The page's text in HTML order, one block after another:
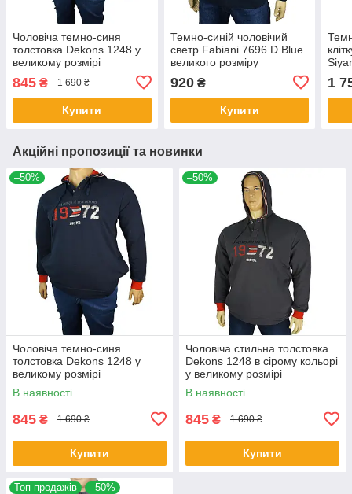
Чоловіча темно-синя
толстовка Dekons 1248 у
великому розмірі
845 ₴ 1 690 ₴
Купити
Темно-синій чоловічий
светр Fabiani 7696 D.Blue
великого розміру
920₴
Купити
1
Акційні пропозиції та новинки
–50%
Чоловіча темно-синя
толстовка Dekons 1248 у
великому розмірі
В наявності
845 ₴ 1 690 ₴
Купити
–50%
Чоловіча стильна толстовка
Dekons 1248 в сірому кольорі
у великому розмірі
В наявності
845 ₴ 1 690 ₴
Купити
Топ продажів –50%